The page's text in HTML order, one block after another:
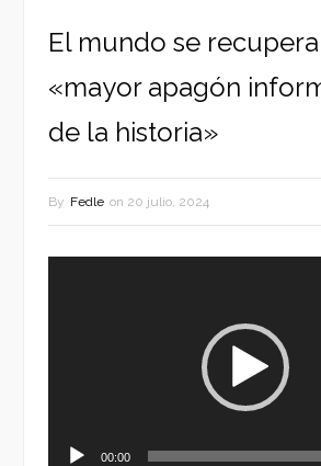
El mundo se
«mayor apagón
de la historia»
By Fedle on 20 julio, 2024
00:00